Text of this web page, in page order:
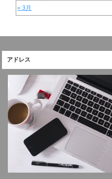
« 3月
アドレス